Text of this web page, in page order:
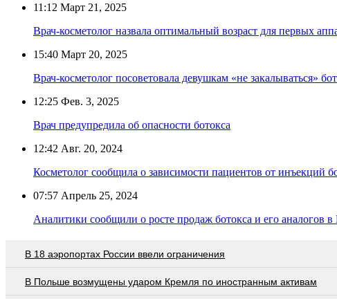
11:12 Март 21, 2025
Врач-косметолог назвала оптимальный возраст для первых
15:40 Март 20, 2025
Врач-косметолог посоветовала девушкам «не закалываться»
12:25 Фев. 3, 2025
Врач предупредила об опасности ботокса
12:42 Авг. 20, 2024
Косметолог сообщила о зависимости пациентов от инъекций
07:57 Апрель 25, 2024
Аналитики сообщили о росте продаж ботокса и его аналогов в
В 18 аэропортах России ввели ограничения
В Польше возмущены ударом Кремля по иностранным активам